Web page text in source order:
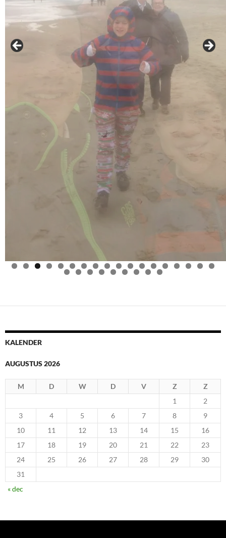
0 1 2 3 4 5 6 7 8
9 0 1 2 3 4 5 6 7
KALENDER
AUGUSTUS 2026
M D W D V Z
Z
1
2
3
4 5 6 7 8
9
10
11 12 13 14 15
16
17
18 19 20 21 22
23
24
25 26 27 28 29
30
31
« dec